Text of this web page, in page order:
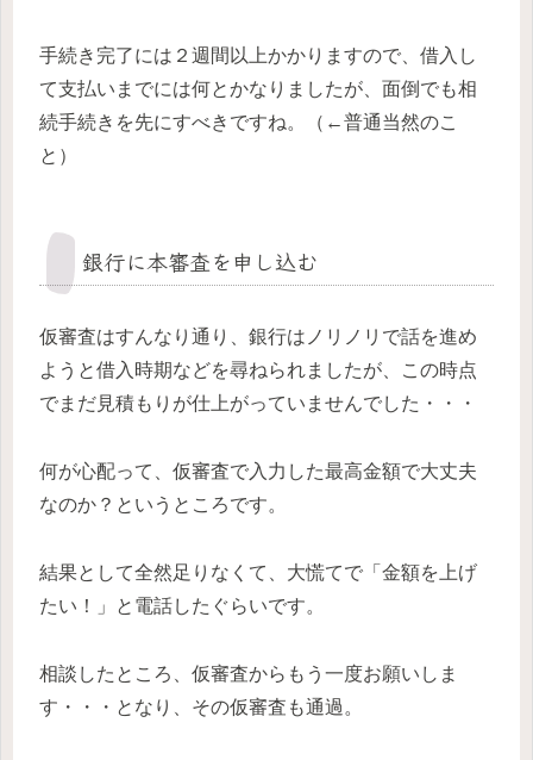
手続き完了には２週間以上かかりますので、借入し
て支払いまでには何とかなりましたが、面倒でも相
続手続きを先にすべきですね。（←普通当然のこ
と）
銀行に本審査を申し込む
仮審査はすんなり通り、銀行はノリノリで話を進め
ようと借入時期などを尋ねられましたが、この時点
でまだ見積もりが仕上がっていませんでした・・・
何が心配って、仮審査で入力した最高金額で大丈夫
なのか？というところです。
結果として全然足りなくて、大慌てで「金額を上げ
たい！」と電話したぐらいです。
相談したところ、仮審査からもう一度お願いしま
す・・・となり、その仮審査も通過。